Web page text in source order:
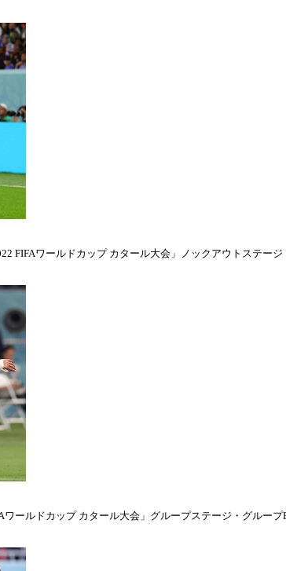
FIFAワールドカップ カタール大会」ノックアウトステージ
ールドカップ カタール大会」グループステージ・グループ